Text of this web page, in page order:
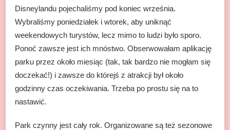
Disneylandu pojechaliśmy pod koniec września.
Wybraliśmy poniedziałek i wtorek, aby uniknąć
weekendowych turystów, lecz mimo to ludzi było sporo.
Ponoć zawsze jest ich mnóstwo. Obserwowałam aplikację
parku przez około miesiąc (tak, tak bardzo nie mogłam się
doczekać!) i zawsze do którejś z atrakcji był około
godzinny czas oczekiwania. Trzeba po prostu się na to
nastawić.
Park czynny jest cały rok. Organizowane są też sezonowe